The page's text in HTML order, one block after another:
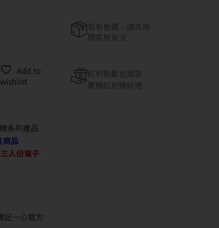
Add to
wishlist
系列產品
商品
人份電子
記一心官方
若有急需，請先詢
問客服貨況
紅利點數兌換區
累積紅利換好禮